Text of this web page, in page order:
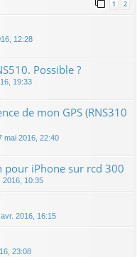
1 2
12:28
Possible ?
19:33
de mon GPS (RNS310
mai 2016, 22:40
iPhone sur rcd 300
2016, 10:35
2016, 16:15
23:08